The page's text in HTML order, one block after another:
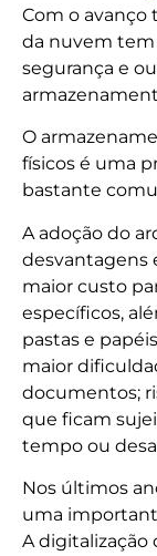
Com o avanço
da nuvem tem
segurança e
O
físicos é uma
bastante
A adoção do
desvantagens
maior custo
específicos,
pastas e
maior
documentos;
que ficam
tempo ou
Nos últimos
uma
A